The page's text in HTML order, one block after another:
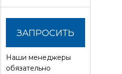
ЗАПРОСИТЬ
СТОИМОСТЬ
Наши менеджеры
обязательно